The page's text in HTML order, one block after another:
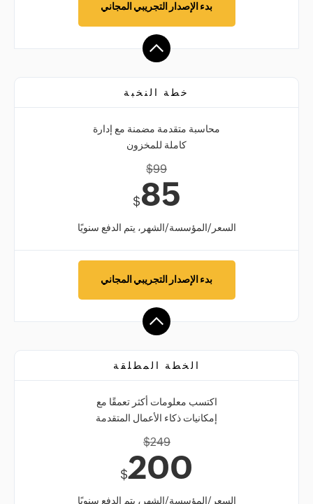
بدء الإصدار التجريبي المجاني
خطة النخبة
محاسبة متقدمة مضمنة مع إدارة
كاملة للمخزون
$99
$85
السعر/المؤسسة/الشهر، يتم الدفع سنويًا
بدء الإصدار التجريبي المجاني
الخطة المطلقة
اكتسب معلومات أكثر تعمقًا مع
إمكانيات ذكاء الأعمال المتقدمة
$249
$200
السعر/المؤسسة/الشهر، يتم الدفع سنويًا